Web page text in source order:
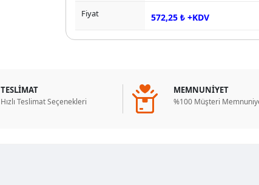
Fiyat 572,25 ₺ +KDV
TESLİMAT
Hızlı Teslimat Seçenekleri
MEMNUNİYET
%100 Müşteri